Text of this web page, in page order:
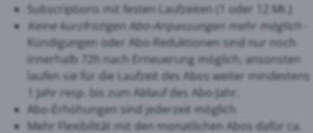
Subscriptions mit festen Laufzeiten (1 oder 12 Mt.)
Keine kurzfristigen Abo-Anpassungen mehr möglich-
Kündigungen oder Abo-Reduktionen sind nur noch
innerhalb 72h nach Erneuerung möglich, ansonsten
laufen sie für die Laufzeit des Abos weiter mindestens
1 Jahr resp. bis zum Ablauf des Abo-Jahr.
Abo-Erhöhungen sind jederzeit möglich
Mehr Flexibilität mit den monatlichen Abos dafür ca.